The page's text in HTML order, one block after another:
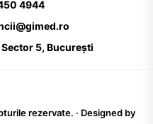
4944
5, București
rezervate. · Designed by